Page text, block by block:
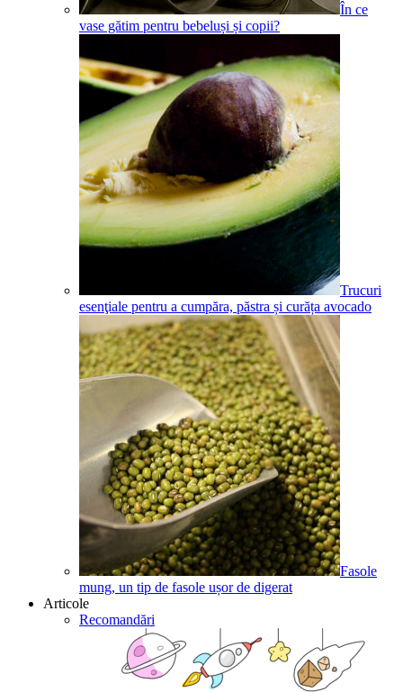
În ce
vase gătim pentru bebeluși și copii?
Trucuri
esenţiale pentru a cumpăra, păstra și curăța avocado
Fasole
mung, un tip de fasole ușor de digerat
Articole
Recomandări